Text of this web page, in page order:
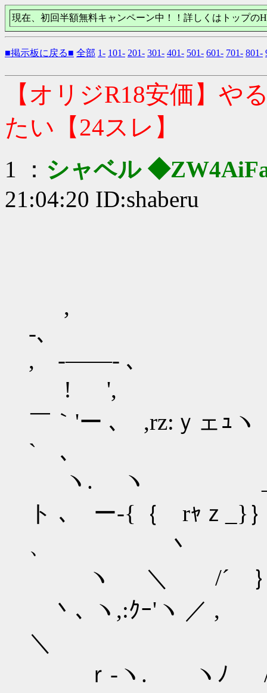
現在、初回半額無料キャンペーン中！！詳しくはトップの
■掲示板に戻る■ 全部 1- 101- 201- 301- 401- 501- 601- 701- 801-
【オリジR18安価】や
たい【24スレ】
1 ： シャベル
21:04:20 ID:shaberu
,
-
, -――- ､
!
￣｀'ー ､ ,rz:
` ､
ヽ.
ト ､ ー-{｛ r
、 丶
ヽ ＼
丶､ ヽ,:ｸｰ'
＼
ｒ‐